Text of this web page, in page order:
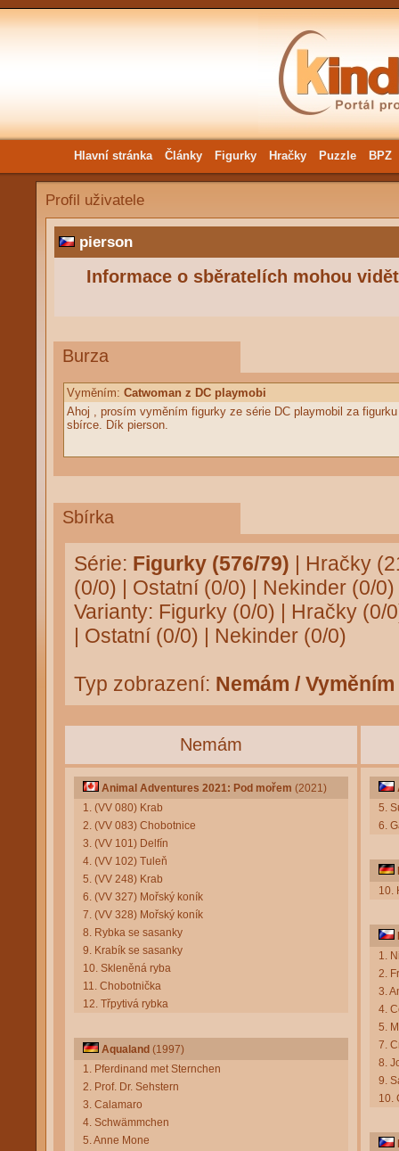
Hlavní stránka Články Figurky Hračky Puzzle BPZ
Profil uživatele
pierson
Informace o sběratelích mohou
Burza
Vyměním: Catwoman z DC playmobi
Ahoj , prosím vyměním figurky ze série DC playmobil za
sbírce. Dík pierson.
Sbírka
Série: Figurky (576/79) | Hračky
(0/0) | Ostatní (0/0) | Nekinder (0/0)
Varianty: Figurky (0/0) | Hračky (0/
| Ostatní (0/0) | Nekinder (0/0)
Typ zobrazení: Nemám / Vyměním
Nemám
Animal Adventures 2021: Pod mořem (2021)
1. (VV 080) Krab
2. (VV 083) Chobotnice
3. (VV 101) Delfín
4. (VV 102) Tuleň
5. (VV 248) Krab
6. (VV 327) Mořský koník
7. (VV 328) Mořský koník
8. Rybka se sasanky
9. Krabík se sasanky
10. Skleněná ryba
11. Chobotnička
12. Třpytivá rybka
Aqualand (1997)
1. Pferdinand met Sternchen
2. Prof. Dr. Sehstern
3. Calamaro
4. Schwämmchen
5. Anne Mone
5.
6.
10.
1.
2.
3.
4.
5.
7.
8.
9.
10.